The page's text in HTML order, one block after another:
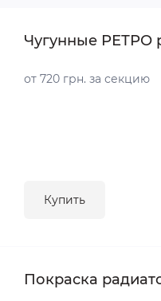
Чугунные РЕТРО
от 720 грн. за секцию
Купить
Покраска